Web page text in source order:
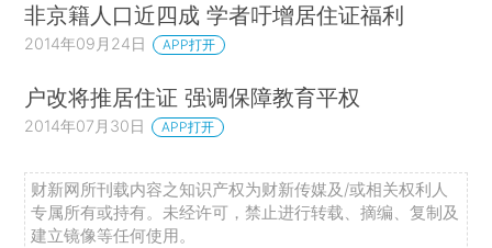
非京籍人口近四成 学者吁增居住证福利
2014年09月24日 APP打开
户改将推居住证 强调保障教育平权
2014年07月30日 APP打开
财新网所刊载内容之知识产权为财新传媒及/或相关权利人
专属所有或持有。未经许可，禁止进行转载、摘编、复制及
建立镜像等任何使用。